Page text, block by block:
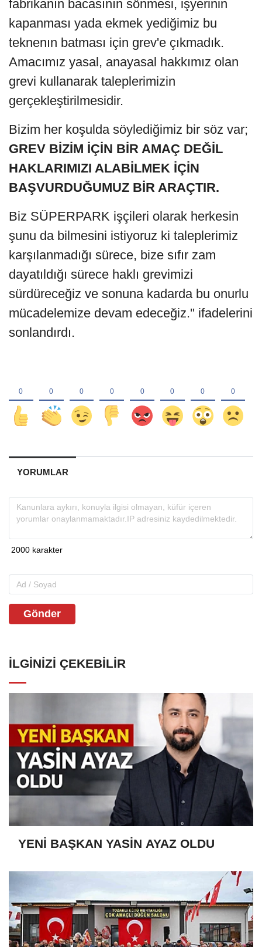
fabrikanın bacasının sönmesi, işyerinin
kapanması yada ekmek yediğimiz bu
teknenın batması için grev'e çıkmadık.
Amacımız yasal, anayasal hakkımız olan
grevi kullanarak taleplerimizin
gerçekleştirilmesidir.
Bizim her koşulda söylediğimiz bir söz var;
GREV BİZİM İÇİN BİR AMAÇ DEĞİL
HAKLARIMIZI ALABİLMEK İÇİN
BAŞVURDUĞUMUZ BİR ARAÇTIR.
Biz SÜPERPARK işçileri olarak herkesin
şunu da bilmesini istiyoruz ki taleplerimiz
karşılanmadığı sürece, bize sıfır zam
dayatıldığı sürece haklı grevimizi
sürdüreceğiz ve sonuna kadarda bu onurlu
mücadelemize devam edeceğiz.'' ifadelerini
sonlandırdı.
YORUMLAR
Gönder
İLGINIZI ÇEKEBILIR
YENİ BAŞKAN YASİN AYAZ OLDU